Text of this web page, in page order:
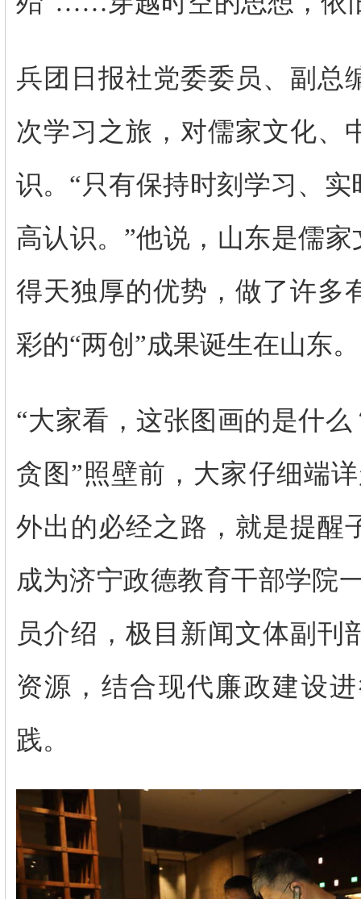
兵团日报社党委委员、副总
次学习之旅，对儒家文化、
识。“只有保持时刻学习、
高认识。”他说，山东是儒
得天独厚的优势，做了许多
彩的“两创”成果诞生在山东。
“大家看，这张图画的是什
贪图”照壁前，大家仔细端
外出的必经之路，就是提醒
成为济宁政德教育干部学院
员介绍，极目新闻文体副刊
资源，结合现代廉政建设
践。